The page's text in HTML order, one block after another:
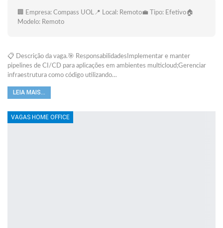
🏢 Empresa: Compass UOL📍 Local: Remoto💼 Tipo: Efetivo🏠
Modelo: Remoto
📋 Descrição da vaga.🎯 ResponsabilidadesImplementar e manter
pipelines de CI/CD para aplicações em ambientes multicloud;Gerenciar
infraestrutura como código utilizando…
LEIA MAIS...
VAGAS HOME OFFICE